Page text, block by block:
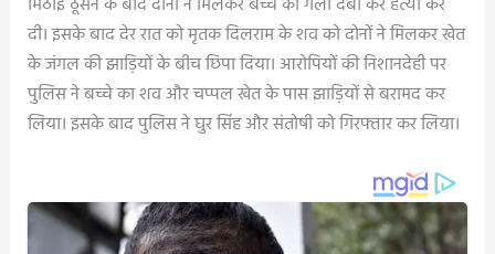
मिठाई ठूंसने के बाद दोनों ने मिलकर बच्चे का गला दबा कर हत्या कर
दी। इसके बाद देर रात को मृतक दिलराम के शव को दोनों ने मिलकर खेत
के जंगल की झाड़ियों के बीच छिपा दिया। आरोपियों की निशानदेही पर
पुलिस ने बच्चे का शव और चप्पल खेत के पास झाड़ियों से बरामद कर
लिया। इसके बाद पुलिस ने घुर सिंह और संतोषी को गिरफ्तार कर लिया।